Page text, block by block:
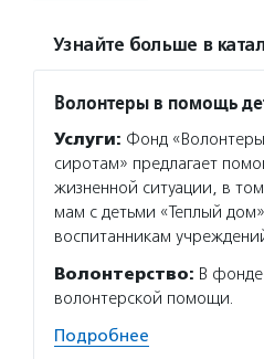
Узнайте больше в
Волонтеры в помощь
Услуги: Фонд
сиротам» предлагает
жизненной ситуации, в
мам с детьми «Теплый
воспитанникам
Волонтерство: В
волонтерской помощи.
Подробнее